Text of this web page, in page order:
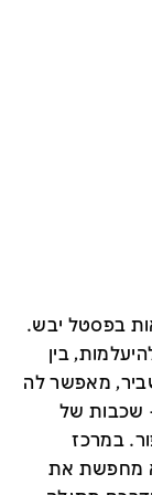
בפסטל יבש.
בין
מאפשר לה
שכבות של
במרכז
מחפשת את